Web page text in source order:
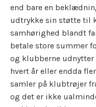
end bare en
udtrykke sin støtte til
samhørighed blandt
betale store summer
og klubberne udnytter
hvert år eller endda
samler på klubtrøjer
og det er ikke